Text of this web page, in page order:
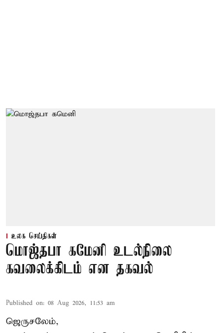
உலக செய்திகள்
மொஜ்தபா கமேனி உடல்நிலை
கவலைக்கிடம் என தகவல்
Published on: 08 Aug 2026, 11:53 am
ஜெருசலேம்,